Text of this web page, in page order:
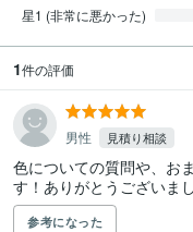
星1 (非常に悪かった)
1件の評価
男性 見積り相談
色についての質問や、お
す！ありがとうございまし
参考になった